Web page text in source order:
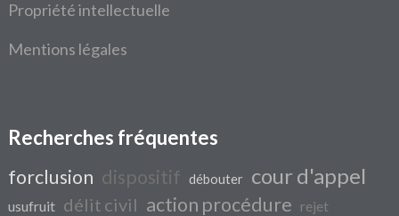
Propriété intellectuelle
Mentions légales
Recherches fréquentes
forclusion dispositif débouter cour d'appel
usufruit délit civil action procédure rejet